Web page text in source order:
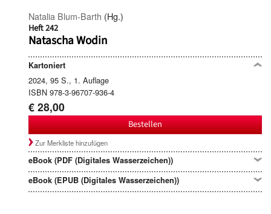
Natalia Blum-Barth (Hg.)
Heft 242
Natascha Wodin
Kartoniert
2024, 95 S., 1. Auflage
ISBN 978-3-96707-936-4
€ 28,00
Bestellen
Zur Merkliste hinzufügen
eBook (PDF (Digitales Wasserzeichen))
eBook (EPUB (Digitales Wasserzeichen))